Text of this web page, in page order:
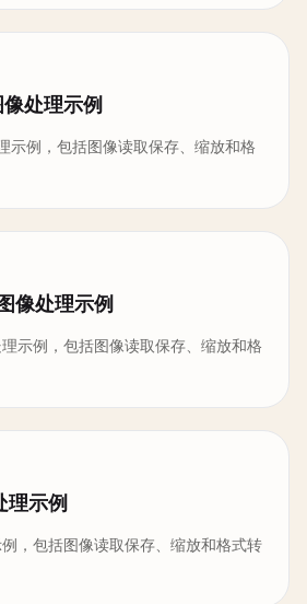
处理示例
示例，包括图像读取保存、缩放和格
像处理示例
示例，包括图像读取保存、缩放和格
理示例
，包括图像读取保存、缩放和格式转